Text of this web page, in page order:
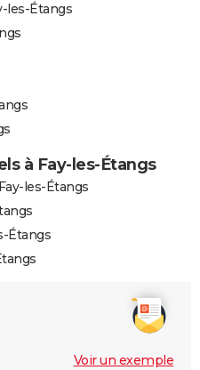
les-Étangs
à Fay-les-Étangs
les-Étangs
Étangs
Voir un exemple